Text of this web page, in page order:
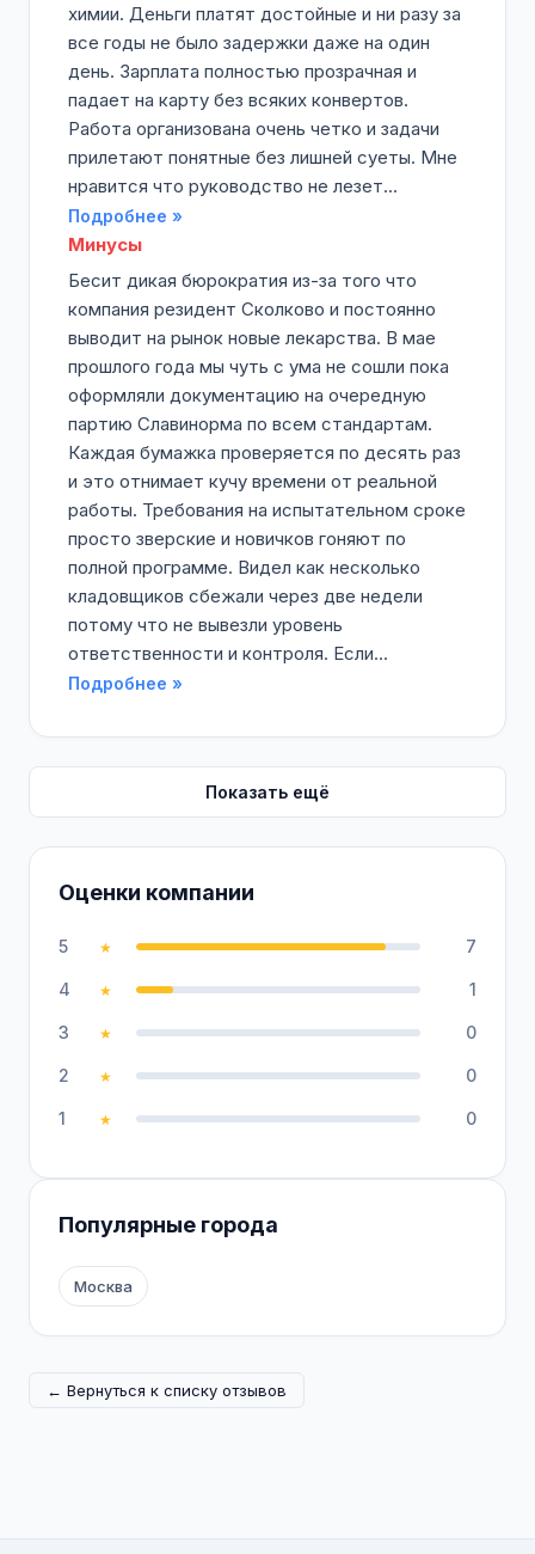
Оценки компании
5 ★ 7
4 ★ 1
3 ★ 0
2 ★ 0
1 ★ 0
Популярные города
Москва
химии. Деньги платят достойные и ни разу за
все годы не было задержки даже на один
день. Зарплата полностью прозрачная и
падает на карту без всяких конвертов.
Работа организована очень четко и задачи
прилетают понятные без лишней суеты. Мне
нравится что руководство не лезет...
Подробнее »
Минусы
Бесит дикая бюрократия из-за того что
компания резидент Сколково и постоянно
выводит на рынок новые лекарства. В мае
прошлого года мы чуть с ума не сошли пока
оформляли документацию на очередную
партию Славинорма по всем стандартам.
Каждая бумажка проверяется по десять раз
и это отнимает кучу времени от реальной
работы. Требования на испытательном сроке
просто зверские и новичков гоняют по
полной программе. Видел как несколько
кладовщиков сбежали через две недели
потому что не вывезли уровень
ответственности и контроля. Если...
Подробнее »
Показать ещё
← Вернуться к списку отзывов